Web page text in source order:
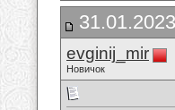
evginij_mir
Новичок